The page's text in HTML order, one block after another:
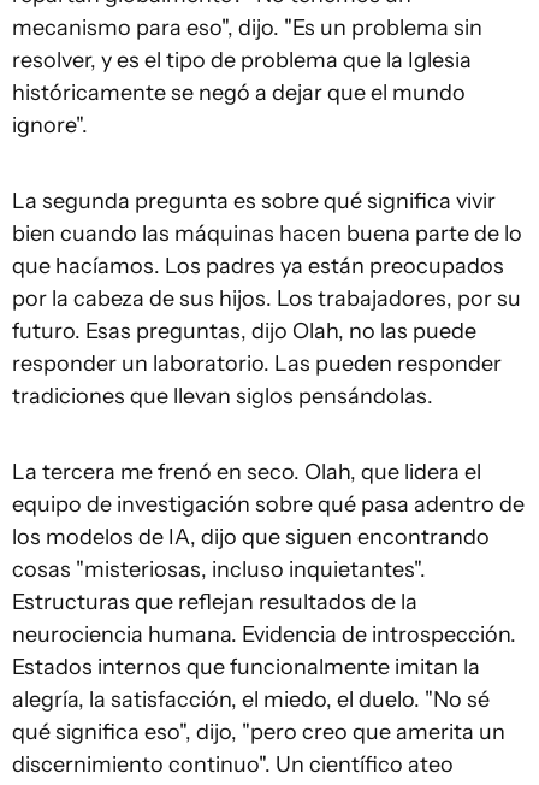
mecanismo para eso", dijo. "Es un problema sin
resolver, y es el tipo de problema que la Iglesia
históricamente se negó a dejar que el mundo
ignore".
La segunda pregunta es sobre qué significa vivir
bien cuando las máquinas hacen buena parte de lo
que hacíamos. Los padres ya están preocupados
por la cabeza de sus hijos. Los trabajadores, por su
futuro. Esas preguntas, dijo Olah, no las puede
responder un laboratorio. Las pueden responder
tradiciones que llevan siglos pensándolas.
La tercera me frenó en seco. Olah, que lidera el
equipo de investigación sobre qué pasa adentro de
los modelos de IA, dijo que siguen encontrando
cosas "misteriosas, incluso inquietantes".
Estructuras que reflejan resultados de la
neurociencia humana. Evidencia de introspección.
Estados internos que funcionalmente imitan la
alegría, la satisfacción, el miedo, el duelo. "No sé
qué significa eso", dijo, "pero creo que amerita un
discernimiento continuo". Un científico ateo